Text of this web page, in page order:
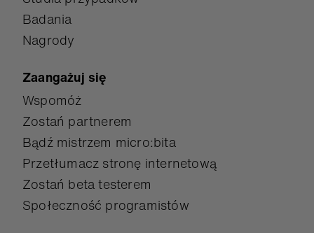
Badania
Nagrody
Zaangażuj się
Wspomóż
Zostań partnerem
Bądź mistrzem micro:bita
Przetłumacz stronę internetową
Zostań beta testerem
Społeczność programistów